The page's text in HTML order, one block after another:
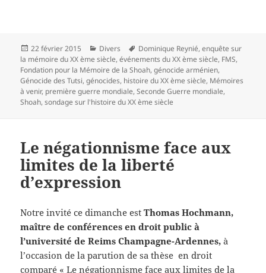
Publié
le
22 février 2015 Catégories
Divers
Mots-
clés
Dominique Reynié,enquête sur
la mémoire du XX ème siècle,événements du XX ème siècle, FMS,
Fondation pour la Mémoire de la Shoah,génocide arménien,
Génocide des Tutsi,génocides, histoire du XX ème siècle, Mémoires
à venir, première guerre mondiale,Seconde Guerre mondiale,
Shoah,sondage sur l'histoire du XX ème siècle
Le négationnisme face aux
limites de la liberté
d’expression
Notre invité ce dimanche estThomas Hochmann,
maître de conférences en droit public à
l’université de Reims Champagne-Ardennes,à
l’occasion de la parution de sa thèse en droit
comparé « Le négationnisme face aux limites de la